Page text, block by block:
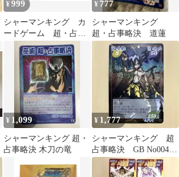
¥999
シャーマンキング カ
ードゲーム 超・占事
略決 まとめ売り
¥ 777
シャーマンキング
超・占事略決 道蓮
¥ 1,099
シャーマンキング 超・
占事略決 木刀の竜
¥ 1,777
シャーマンキング 超
占事略決 GB No004
道蓮 スペシャル